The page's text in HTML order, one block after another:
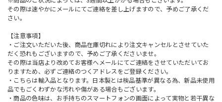
その際は速やかにメールにてご連絡を差し上げますので、予めご了承くだ
さい。
【注意事項】
・ご注文いただいた後、商品在庫切れにより注文キャンセルとさせていた
だく恐れもございますので、予めご了承くださいませ。
その際は当店より改めてお客様へメールにてご連絡をさせていただいてお
りますため、必ずご連絡のつくアドレスをご登録ください。
・こちらは輸入品となります。日本製とは検品基準が異なる為、新品未使用
品でもごくわずかな汚れや傷がある場合もございます。
・商品の色味は、お手持ちのスマートフォンの画面によって実物と若干異な